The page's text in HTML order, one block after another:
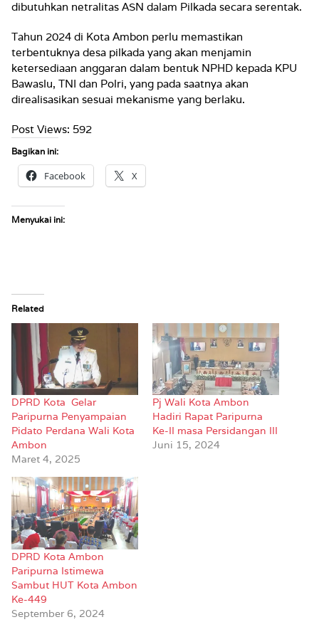
dibutuhkan netralitas ASN dalam Pilkada secara serentak.
Tahun 2024 di Kota Ambon perlu memastikan
terbentuknya desa pilkada yang akan menjamin
ketersediaan anggaran dalam bentuk NPHD kepada KPU
Bawaslu, TNI dan Polri, yang pada saatnya akan
direalisasikan sesuai mekanisme yang berlaku.
Post Views: 592
Bagikan ini:
Facebook X
Menyukai ini:
Related
DPRD Kota Gelar
Paripurna Penyampaian
Pidato Perdana Wali Kota
Ambon
Maret 4, 2025
Pj Wali Kota Ambon
Hadiri Rapat Paripurna
Ke-II masa Persidangan III
Juni 15, 2024
DPRD Kota Ambon
Paripurna Istimewa
Sambut HUT Kota Ambon
Ke-449
September 6, 2024